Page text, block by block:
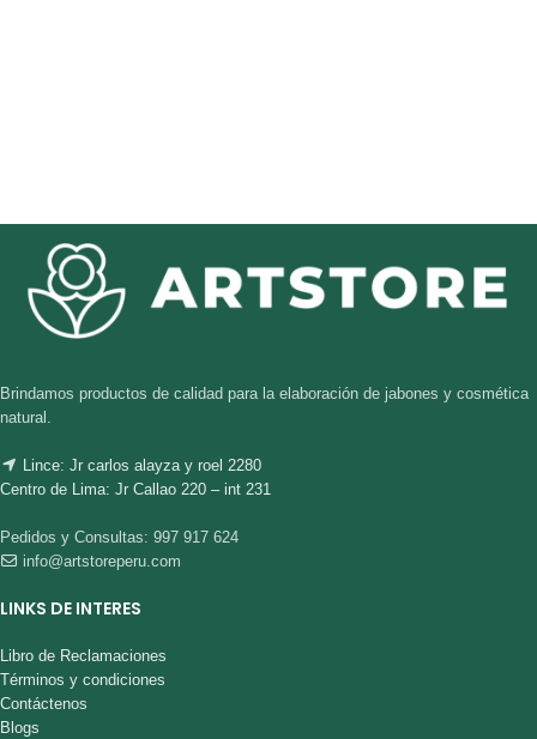
Brindamos productos de calidad para la elaboración de jabones y cosmética
natural.
Lince: Jr carlos alayza y roel 2280
Centro de Lima: Jr Callao 220 – int 231
Pedidos y Consultas: 997 917 624
info@artstoreperu.com
LINKS DE INTERES
Libro de Reclamaciones
Términos y condiciones
Contáctenos
Blogs